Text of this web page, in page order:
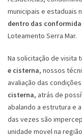
municipais e estaduais
dentro das
Loteamento Serra Mar.
Na solicitação de visita
e cisterna, nossos
avaliação das
cisterna, atrás de
abalando a estrutura e
das vezes são
unidade movel na